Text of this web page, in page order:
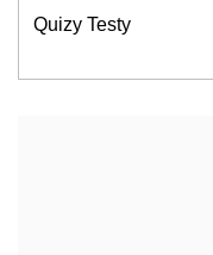
Quizy Testy